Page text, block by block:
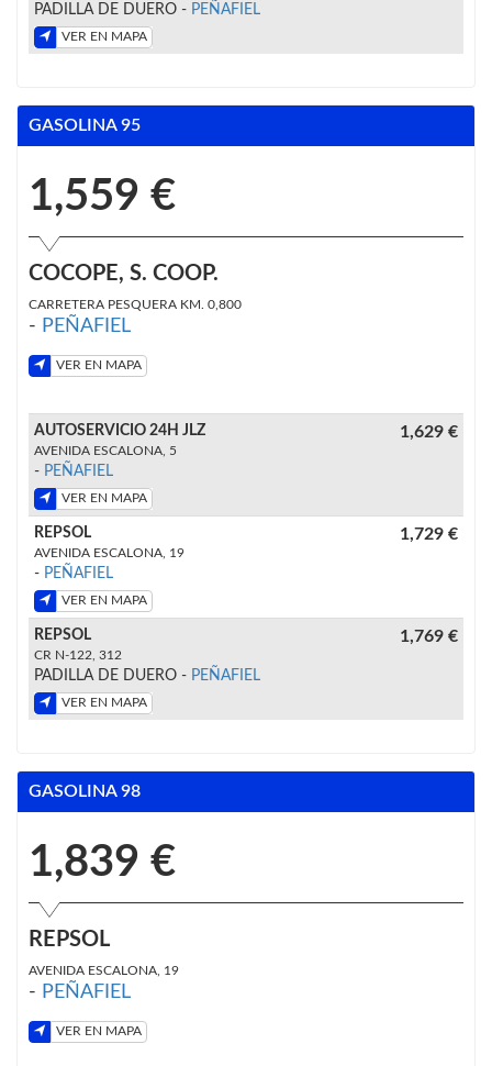
PADILLA DE DUERO - PEÑAFIEL
VER EN MAPA
GASOLINA 95
1,559 €
COCOPE, S. COOP.
CARRETERA PESQUERA KM. 0,800
- PEÑAFIEL
VER EN MAPA
AUTOSERVICIO 24H JLZ
AVENIDA ESCALONA, 5
- PEÑAFIEL
VER EN MAPA
1,629 €
REPSOL
AVENIDA ESCALONA, 19
- PEÑAFIEL
VER EN MAPA
1,729 €
REPSOL
CR N-122, 312
PADILLA DE DUERO - PEÑAFIEL
VER EN MAPA
1,769 €
GASOLINA 98
1,839 €
REPSOL
AVENIDA ESCALONA, 19
- PEÑAFIEL
VER EN MAPA